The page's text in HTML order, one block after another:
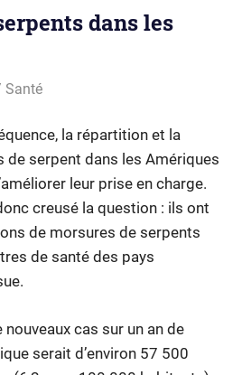
dans les
Santé
la répartition et la
de serpent dans les Amériques
leur prise en charge.
creusé la question : ils ont
de morsures de serpents
de santé des pays
cas sur un an de
serait d’environ 57 500